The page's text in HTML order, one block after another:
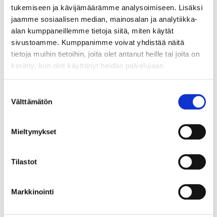
tukemiseen ja kävijämäärämme analysoimiseen. Lisäksi
jaamme sosiaalisen median, mainosalan ja analytiikka-
alan kumppaneillemme tietoja siitä, miten käytät
sivustoamme. Kumppanimme voivat yhdistää näitä
tietoja muihin tietoihin, joita olet antanut heille tai joita on
kerätty, kun olet käyttänyt heidän palvelujaan.
valinta
Välttämätön
Mieltymykset
Tilastot
Markkinointi
Johtava huuto: -
Kaivopihan Pantti
11.8.2026 19:32:00